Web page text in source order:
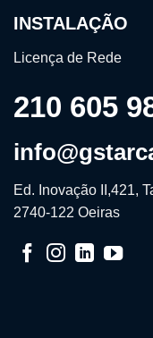
INSTALAÇÃO
Licença de Rede
210 605
Ed. Inovação II,421,
2740-122 Oeiras